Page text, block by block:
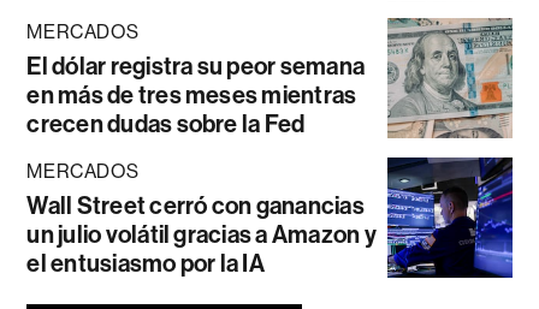
MERCADOS
El dólar registra su peor semana
en más de tres meses mientras
crecen dudas sobre la Fed
MERCADOS
Wall Street cerró con ganancias
un julio volátil gracias a Amazon y
el entusiasmo por la IA